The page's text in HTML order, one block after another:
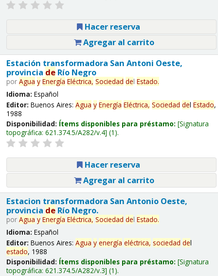
Hacer reserva
Agregar al carrito
Estación transformadora San Antoni Oeste,
provincia deRío Negro
por Agua y Energía Eléctrica, Sociedad del Estado.
Idioma: Español
Editor: Buenos Aires: Agua y Energía Eléctrica, Sociedad del Estado,
1988
Disponibilidad: Ítems disponibles para préstamo: Signatura
topográfica: 621.374.5/A282/v.4 (1).
Hacer reserva
Agregar al carrito
Estacion transformadora San Antonio Oeste,
provincia deRío Negro.
por Agua y Energía Eléctrica, Sociedad del Estado.
Idioma: Español
Editor: Buenos Aires: Agua y energía eléctrica, sociedad del
estado, 1988
Disponibilidad: Ítems disponibles para préstamo: Signatura
topográfica: 621.374.5/A282/v.3 (1).